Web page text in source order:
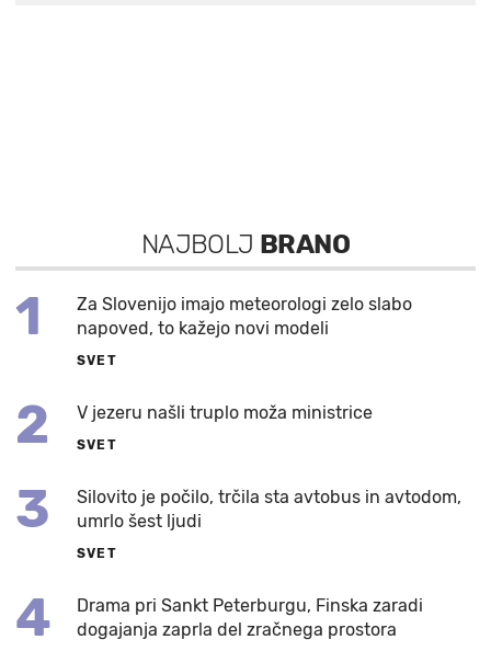
NAJBOLJ BRANO
1
Za Slovenijo imajo meteorologi zelo slabo
napoved, to kažejo novi modeli
SVET
2 V jezeru našli truplo moža ministrice
SVET
3
Silovito je počilo, trčila sta avtobus in avtodom,
umrlo šest ljudi
SVET
4
Drama pri Sankt Peterburgu, Finska zaradi
dogajanja zaprla del zračnega prostora